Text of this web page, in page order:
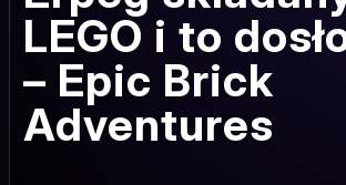
LEGO i to
– Epic Brick
Adventures